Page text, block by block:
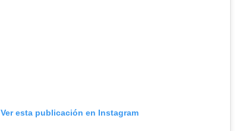
Ver esta publicación en Instagram